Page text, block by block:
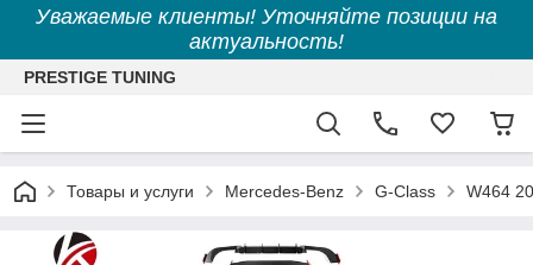
Уважаемые клиенты! Уточняйте позиции на
актуальность!
PRESTIGE TUNING
Товары и услуги Mercedes-Benz G-Class W464